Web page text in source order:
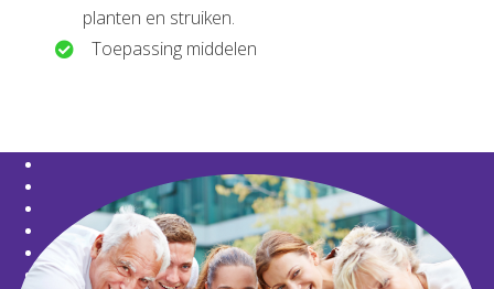
planten en struiken.
Toepassing middelen